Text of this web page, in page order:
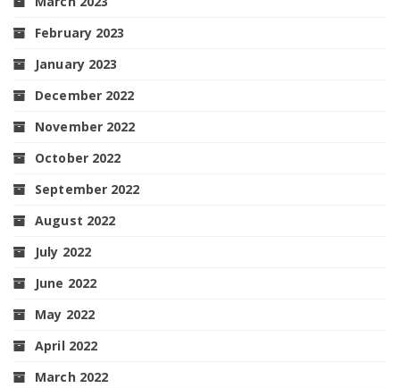
February 2023
January 2023
December 2022
November 2022
October 2022
September 2022
August 2022
July 2022
June 2022
May 2022
April 2022
March 2022